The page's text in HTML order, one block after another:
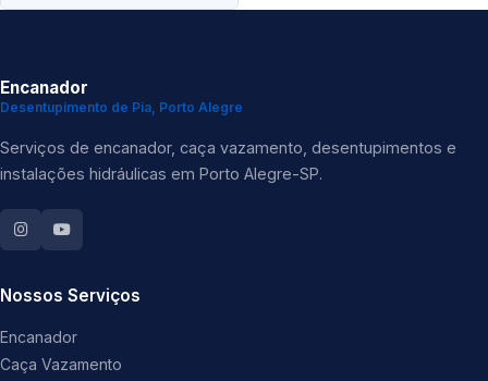
Encanador
Desentupimento de Pia, Porto Alegre
Serviços de encanador, caça vazamento, desentupimentos e
instalações hidráulicas em Porto Alegre-SP.
Nossos Serviços
Encanador
Caça Vazamento